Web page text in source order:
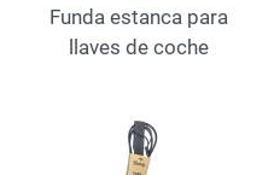
Funda estanca para
llaves de coche
Add to Wishlist